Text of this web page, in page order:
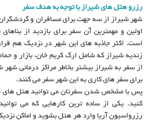
رزرو هتل های شیراز با توجه به هدف سفر
شهر شیراز از سه جهت برای مسافران و
اولین و مهمترین آن سفر برای بازدید از
است. اکثر جاذبه های این شهر در نزدیک هم
زندیه شیراز که شامل ارگ کریم خان، بازار و
از سفر به شیراز بیشتر بخاطر مراکز درمانی
برای سفر های کاری به این شهر سفر می کنند.
پس با مشخص شدن سفرتان می توانید هتل های
کنید. یکی از ساده ترین کارهایی که می
رزرواسیون آریا وارد هر هتل بشوید و اماکن